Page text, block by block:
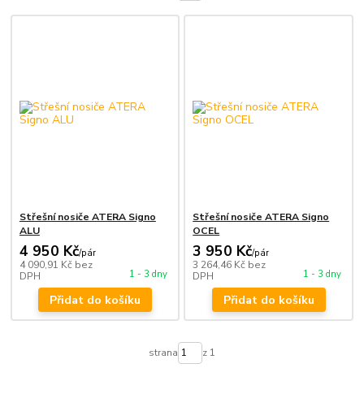
Střešní nosiče ATERA Signo
ALU
4 950 Kč/pár
4 090,91 Kč bez
DPH
1 - 3 dny
Přidat do košíku
Střešní nosiče ATERA Signo
OCEL
3 950 Kč/pár
3 264,46 Kč bez
DPH
1 - 3 dny
Přidat do košíku
strana z 1